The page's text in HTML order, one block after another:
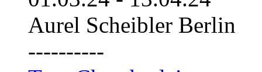
Aurel Scheibler Berlin
----------